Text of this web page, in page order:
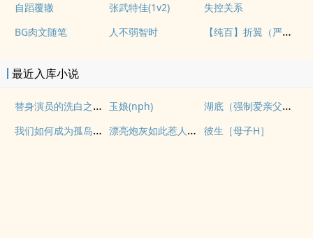
自蹈覆辙 张武特佳(1v2)
失控关系
BG肉文随笔
人不弱智时 【纯百】折翼（严厉上司是小鸟）
最近入库小说
替身演员的洗白之路(nph) 玉娘(nph)
湖底（强制爱亲父女）
我们如何成为孤岛（异国，NPH）
漂亮炮灰如此惹人怜爱 彼生［母子H］